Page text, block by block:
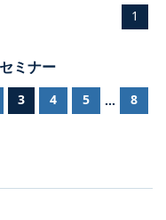
1
ミナー
3 4 5 ... 8